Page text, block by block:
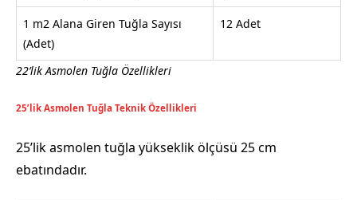
1 m2 Alana Giren Tuğla Sayısı
(Adet)
12 Adet
22’lik Asmolen Tuğla Özellikleri
25’lik Asmolen Tuğla Teknik Özellikleri
25’lik asmolen tuğla yükseklik ölçüsü 25 cm
ebatındadır.